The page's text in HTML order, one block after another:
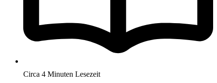
Circa 4 Minuten Lesezeit